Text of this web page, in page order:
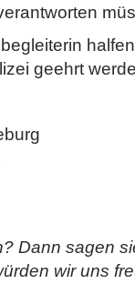
geehrt
Dann sagen
wir uns